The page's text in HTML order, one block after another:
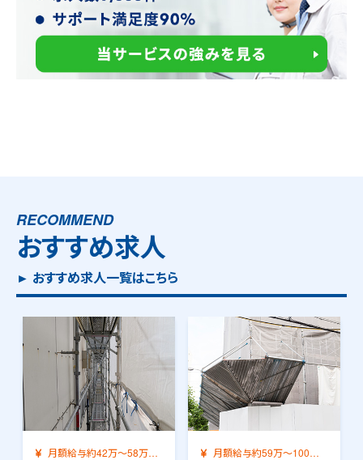
RECOMMEND
おすすめ求人
► おすすめ求人一覧はこちら
月額給与約42万～58万
月額給与約59万～100万